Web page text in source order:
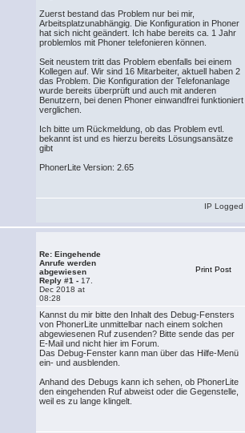
Zuerst bestand das Problem nur bei mir,
Arbeitsplatzunabhängig. Die Konfiguration in Phoner
hat sich nicht geändert. Ich habe bereits ca. 1 Jahr
problemlos mit Phoner telefonieren können.
Seit neustem tritt das Problem ebenfalls bei einem
Kollegen auf. Wir sind 16 Mitarbeiter, aktuell haben 2
das Problem. Die Konfiguration der Telefonanlage
wurde bereits überprüft und auch mit anderen
Benutzern, bei denen Phoner einwandfrei funktioniert
verglichen.
Ich bitte um Rückmeldung, ob das Problem evtl.
bekannt ist und es hierzu bereits Lösungsansätze
gibt
PhonerLite Version: 2.65
IP Logged
Re: Eingehende
Anrufe werden
abgewiesen
Reply #1 - 17.
Dec 2018 at
08:28
Print Post
Kannst du mir bitte den Inhalt des Debug-Fensters
von PhonerLite unmittelbar nach einem solchen
abgewiesenen Ruf zusenden? Bitte sende das per
E-Mail und nicht hier im Forum.
Das Debug-Fenster kann man über das Hilfe-Menü
ein- und ausblenden.
Anhand des Debugs kann ich sehen, ob PhonerLite
den eingehenden Ruf abweist oder die Gegenstelle,
weil es zu lange klingelt.